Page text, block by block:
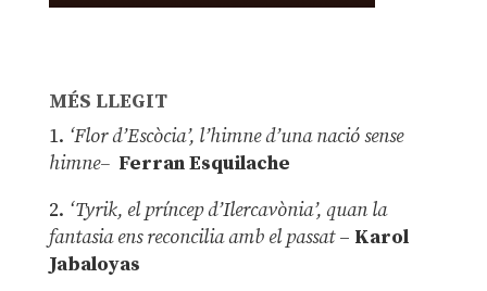
MÉS LLEGIT
1. ‘Flor d’Escòcia’, l’himne d’una nació sense
himne– Ferran Esquilache
2. ‘Tyrik, el príncep d’Ilercavònia’, quan la
fantasia ens reconcilia amb el passat– Karol
Jabaloyas